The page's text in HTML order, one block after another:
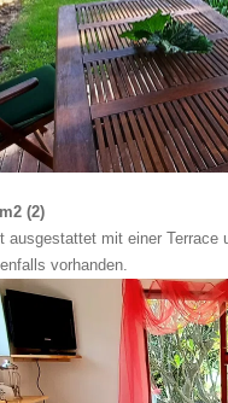
(2)
ausgestattet mit einer
vorhanden.